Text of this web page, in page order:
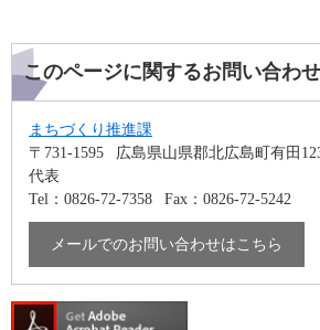
このページに関するお問い合わ
まちづくり推進課
〒731-1595
広島県山県郡北広島町有田
代表
Tel：0826-72-7358
Fax：0826-72-5242
メールでのお問い合わせはこちら